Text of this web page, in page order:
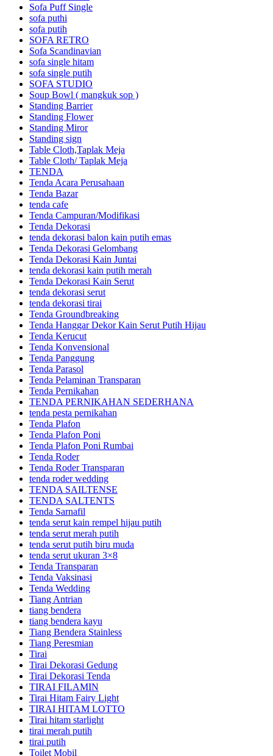
Sofa Puff Single
sofa puthi
sofa putih
SOFA RETRO
Sofa Scandinavian
sofa single hitam
sofa single putih
SOFA STUDIO
Soup Bowl ( mangkuk sop )
Standing Barrier
Standing Flower
Standing Miror
Standing sign
Table Cloth,Taplak Meja
Table Cloth/ Taplak Meja
TENDA
Tenda Acara Perusahaan
Tenda Bazar
tenda cafe
Tenda Campuran/Modifikasi
Tenda Dekorasi
tenda dekorasi balon kain putih emas
Tenda Dekorasi Gelombang
Tenda Dekorasi Kain Juntai
tenda dekorasi kain putih merah
Tenda Dekorasi Kain Serut
tenda dekorasi serut
tenda dekorasi tirai
Tenda Groundbreaking
Tenda Hanggar Dekor Kain Serut Putih Hijau
Tenda Kerucut
Tenda Konvensional
Tenda Panggung
Tenda Parasol
Tenda Pelaminan Transparan
Tenda Pernikahan
TENDA PERNIKAHAN SEDERHANA
tenda pesta pernikahan
Tenda Plafon
Tenda Plafon Poni
Tenda Plafon Poni Rumbai
Tenda Roder
Tenda Roder Transparan
tenda roder wedding
TENDA SAILTENSE
TENDA SALTENTS
Tenda Sarnafil
tenda serut kain rempel hijau putih
tenda serut merah putih
tenda serut putih biru muda
tenda serut ukuran 3×8
Tenda Transparan
Tenda Vaksinasi
Tenda Wedding
Tiang Antrian
tiang bendera
tiang bendera kayu
Tiang Bendera Stainless
Tiang Peresmian
Tirai
Tirai Dekorasi Gedung
Tirai Dekorasi Tenda
TIRAI FILAMIN
Tirai Hitam Fairy Light
TIRAI HITAM LOTTO
Tirai hitam starlight
tirai merah putih
tirai putih
Toilet Mobil